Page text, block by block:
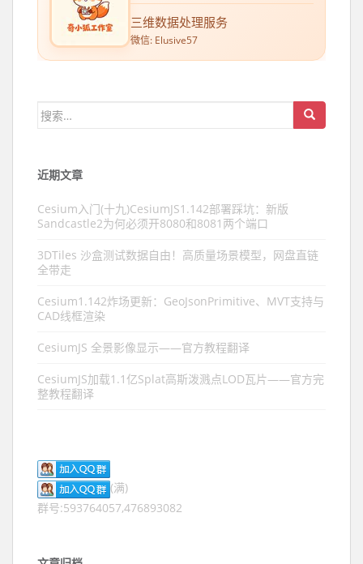
三维数据处理服务
微信: Elusive57
搜索：
近期文章
Cesium入门(十九)CesiumJS1.142部署踩坑：新版
Sandcastle2为何必须开8080和8081两个端口
3DTiles 沙盒测试数据自由！高质量场景模型，网盘直链
全带走
Cesium1.142炸场更新：GeoJsonPrimitive、MVT支持与
CAD线框渲染
CesiumJS 全景影像显示——官方教程翻译
CesiumJS加载1.1亿Splat高斯泼溅点LOD瓦片——官方完
整教程翻译
(满)
群号:593764057,476893082